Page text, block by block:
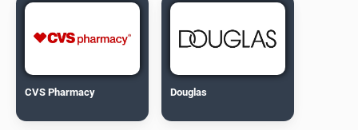
CVS Pharmacy Douglas